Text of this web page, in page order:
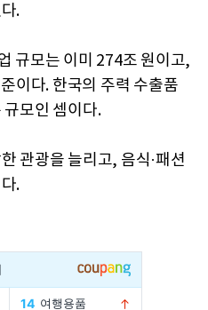
.
규모는 이미 274조 원이고,
이다. 한국의 주력 수출품
모인 셈이다.
관광을 늘리고, 음식·패션
.